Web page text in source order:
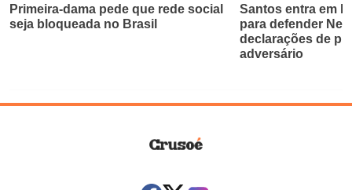
Primeira-dama pede que rede social
seja bloqueada no Brasil
Santos entra em
para defender
declarações de
adversário